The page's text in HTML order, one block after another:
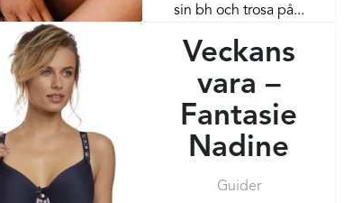
sin bh och trosa på...
Veckans
vara –
Fantasie
Nadine
Guider